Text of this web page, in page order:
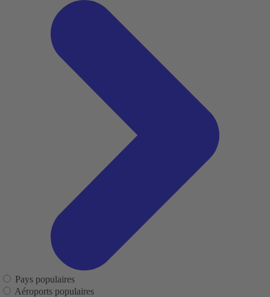
Pays populaires
Aéroports populaires